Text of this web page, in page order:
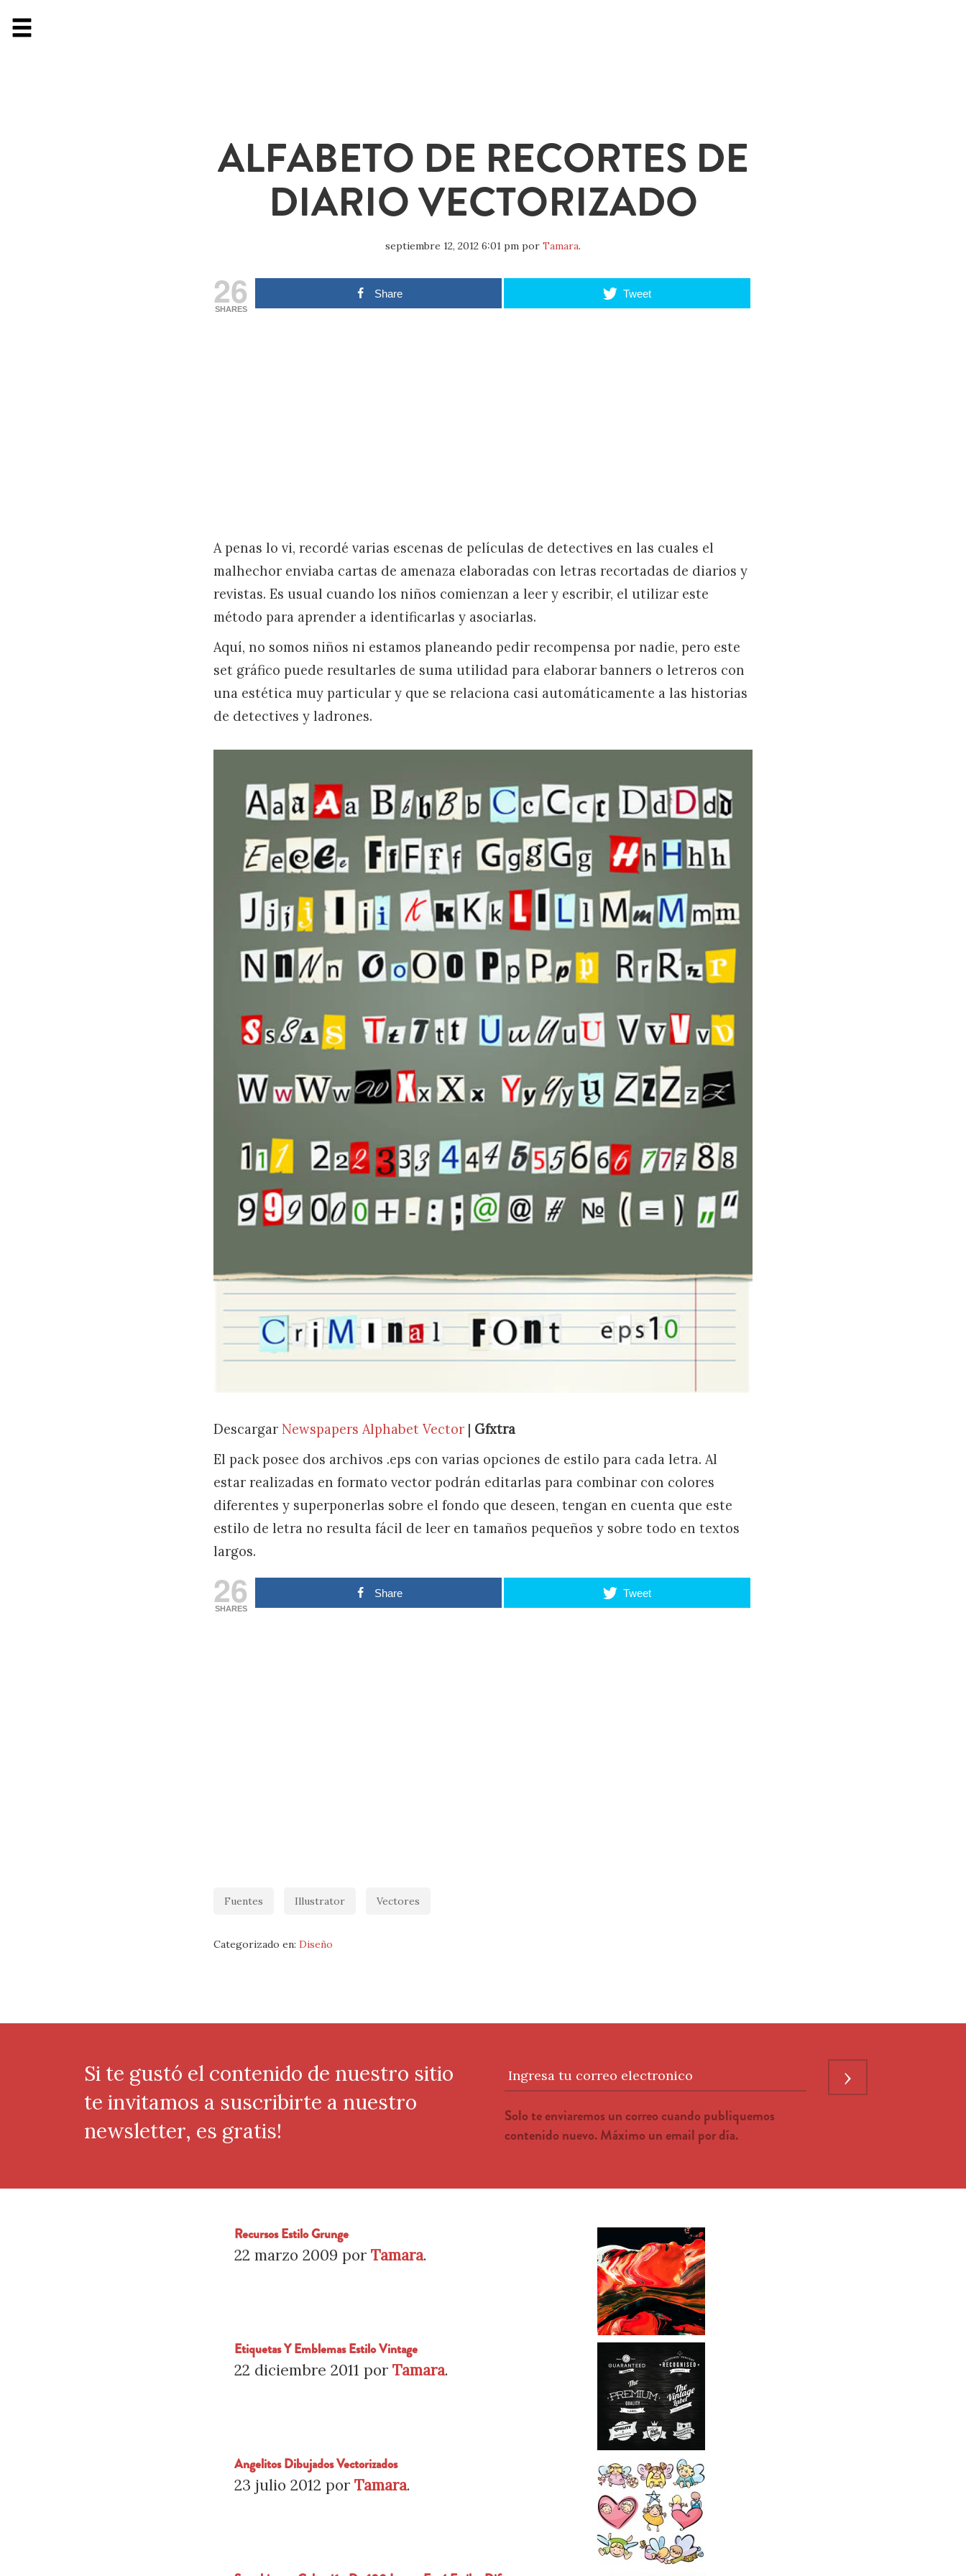
ALFABETO DE RECORTES DE
DIARIO VECTORIZADO
septiembre 12, 2012 6:01 pm por Tamara.
26
SHARES
Share Tweet
A penas lo vi, recordé varias escenas de películas de detectives en las cuales el
malhechor enviaba cartas de amenaza elaboradas con letras recortadas de diarios y
revistas. Es usual cuando los niños comienzan a leer y escribir, el utilizar este
método para aprender a identificarlas y asociarlas.
Aquí, no somos niños ni estamos planeando pedir recompensa por nadie, pero este
set gráfico puede resultarles de suma utilidad para elaborar banners o letreros con
una estética muy particular y que se relaciona casi automáticamente a las historias
de detectives y ladrones.
Descargar Newspapers Alphabet Vector | Gfxtra
El pack posee dos archivos .eps con varias opciones de estilo para cada letra. Al
estar realizadas en formato vector podrán editarlas para combinar con colores
diferentes y superponerlas sobre el fondo que deseen, tengan en cuenta que este
estilo de letra no resulta fácil de leer en tamaños pequeños y sobre todo en textos
largos.
26
SHARES
Share Tweet
Fuentes Illustrator Vectores
Categorizado en: Diseño
Si te gustó el contenido de nuestro sitio
te invitamos a suscribirte a nuestro
newsletter, es gratis!
Ingresa tu correo electronico
Solo te enviaremos un correo cuando publiquemos
contenido nuevo. Máximo un email por día.
›
Recursos Estilo Grunge
22 marzo 2009 porTamara.
Etiquetas Y Emblemas Estilo Vintage
22 diciembre 2011 porTamara.
Angelitos Dibujados Vectorizados
23 julio 2012 porTamara.